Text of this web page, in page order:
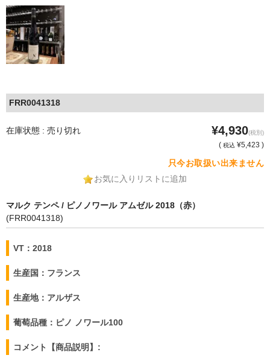
FRR0041318
在庫状態 : 売り切れ ¥4,930(税別)
( 税込 ¥5,423 )
只今お取扱い出来ません
お気に入りリストに追加
マルク テンペ / ピノノワール アムゼル 2018（赤）
(FRR0041318)
VT：2018
生産国：フランス
生産地：アルザス
葡萄品種：ピノ ノワール100
コメント【商品説明】: